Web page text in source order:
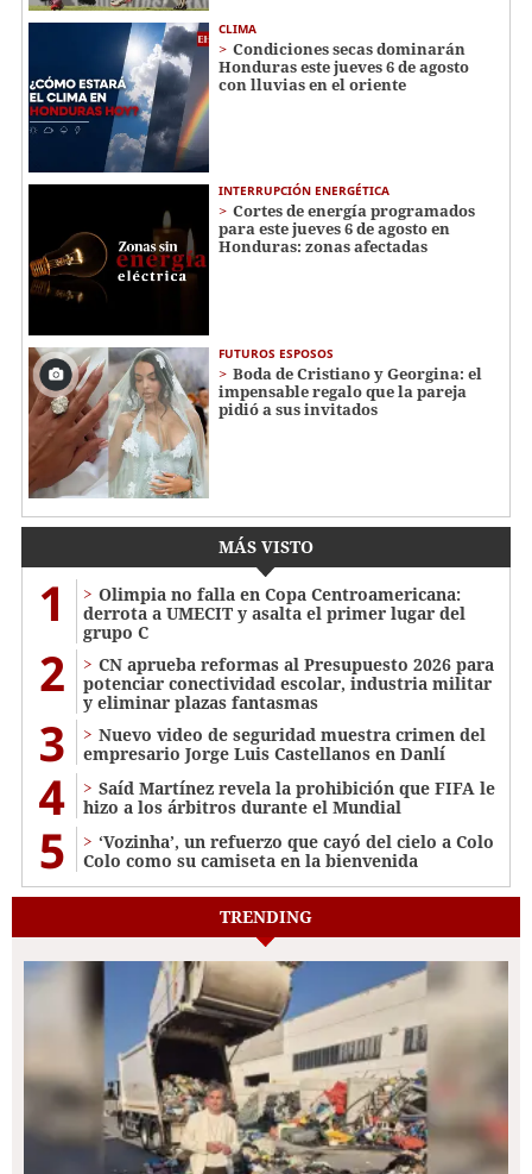
CLIMA
Condiciones secas dominarán
Honduras este jueves 6 de agosto
con lluvias en el oriente
INTERRUPCIÓN ENERGÉTICA
Cortes de energía programados
para este jueves 6 de agosto en
Honduras: zonas afectadas
FUTUROS ESPOSOS
Boda de Cristiano y Georgina: el
impensable regalo que la pareja
pidió a sus invitados
MÁS VISTO
1
Olimpia no falla en Copa Centroamericana:
derrota a UMECIT y asalta el primer lugar del
grupo C
2
CN aprueba reformas al Presupuesto 2026 para
potenciar conectividad escolar, industria militar
y eliminar plazas fantasmas
3
Nuevo video de seguridad muestra crimen del
empresario Jorge Luis Castellanos en Danlí
4
Saíd Martínez revela la prohibición que FIFA le
hizo a los árbitros durante el Mundial
5
‘Vozinha’, un refuerzo que cayó del cielo a Colo
Colo como su camiseta en la bienvenida
TRENDING